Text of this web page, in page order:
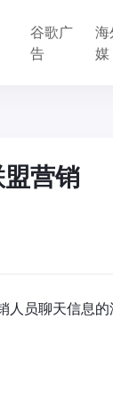
谷歌广
告
海
媒
营销
员聊天信息的